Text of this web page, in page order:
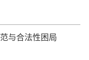
与合法性困局